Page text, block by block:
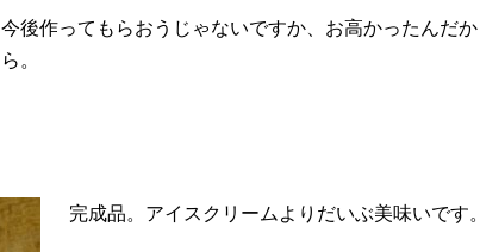
今後作ってもらおうじゃないですか、お高かったんだか
ら。
完成品。アイスクリームよりだいぶ美味いです。